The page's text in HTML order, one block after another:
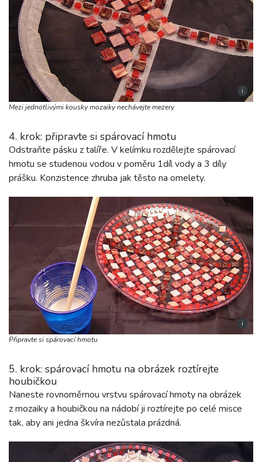
i
Mezi jednotlivými kousky mozaiky nechávejte mezery
4. krok: připravte si spárovací hmotu
Odstraňte pásku z talíře. V kelímku rozdělejte spárovací
hmotu se studenou vodou v poměru 1díl vody a 3 díly
prášku. Konzistence zhruba jak těsto na omelety.
i
Připravte si spárovací hmotu
5. krok: spárovací hmotu na obrázek roztírejte
houbičkou
Naneste rovnoměrnou vrstvu spárovací hmoty na obrázek
z mozaiky a houbičkou na nádobí ji roztírejte po celé misce
tak, aby ani jedna škvíra nezůstala prázdná.